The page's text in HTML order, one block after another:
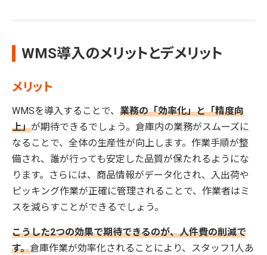
WMS導入のメリットとデメリット
メリット
WMSを導入することで、 業務の「効率化」と「精度向
上」が期待できるでしょう。倉庫内の業務がスムーズに
なることで、全体の生産性が向上します。作業手順が整
備され、誰が行っても安定した品質が保たれるようにな
ります。さらには、商品情報がデータ化され、入出荷や
ピッキング作業が正確に管理されることで、作業者はミ
スを減らすことができるでしょう。
こうした2つの効果で期待できるのが、人件費の削減で
す。倉庫作業が効率化されることにより、スタッフ1人あ